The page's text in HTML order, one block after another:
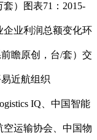
）图表71：2015-
企业利润总额变化环
瞻原创，台/套）交
近航组织
IQ、中国智能
运输协会、中国物